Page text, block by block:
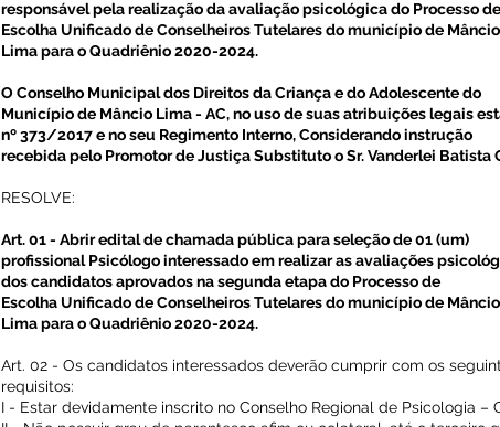
responsável pela realização da avaliação psicológica do Processo de
Escolha Unificado de Conselheiros Tutelares do município de Mâncio
Lima para o Quadriênio 2020-2024.
O Conselho Municipal dos Direitos da Criança e do Adolescente do
Município de Mâncio Lima - AC, no uso de suas atribuições legais
nº 373/2017 e no seu Regimento Interno, Considerando instrução
recebida pelo Promotor de Justiça Substituto o Sr. Vanderlei Batista
RESOLVE:
Art. 01 - Abrir edital de chamada pública para seleção de 01 (um)
profissional Psicólogo interessado em realizar as avaliações
dos candidatos aprovados na segunda etapa do Processo de
Escolha Unificado de Conselheiros Tutelares do município de Mâncio
Lima para o Quadriênio 2020-2024.
Art. 02 - Os candidatos interessados deverão cumprir com os
requisitos:
I - Estar devidamente inscrito no Conselho Regional de Psicologia –